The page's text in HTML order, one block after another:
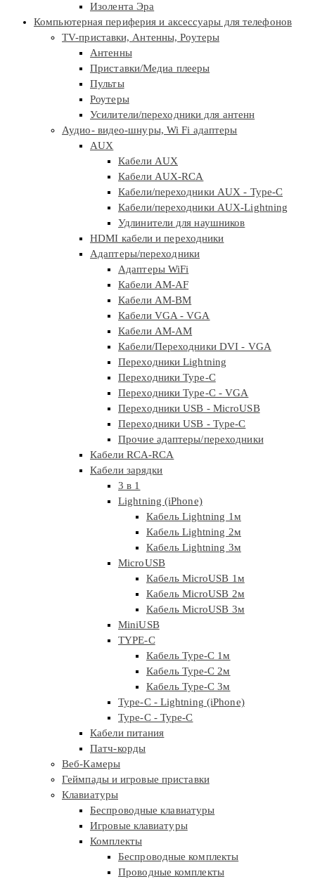
Изолента Эра
Компьютерная периферия и аксессуары для телефонов
TV-приставки, Антенны, Роутеры
Антенны
Приставки/Медиа плееры
Пульты
Роутеры
Усилители/переходники для антенн
Аудио- видео-шнуры, Wi Fi адаптеры
AUX
Кабели AUX
Кабели AUX-RCA
Кабели/переходники AUX - Type-C
Кабели/переходники AUX-Lightning
Удлинители для наушников
HDMI кабели и переходники
Адаптеры/переходники
Адаптеры WiFi
Кабели AM-AF
Кабели AM-BM
Кабели VGA - VGA
Кабели АМ-АМ
Кабели/Переходники DVI - VGA
Переходники Lightning
Переходники Type-C
Переходники Type-C - VGA
Переходники USB - MicroUSB
Переходники USB - Type-C
Прочие адаптеры/переходники
Кабели RCA-RCA
Кабели зарядки
3 в 1
Lightning (iPhone)
Кабель Lightning 1м
Кабель Lightning 2м
Кабель Lightning 3м
MicroUSB
Кабель MicroUSB 1м
Кабель MicroUSB 2м
Кабель MicroUSB 3м
MiniUSB
TYPE-C
Кабель Type-C 1м
Кабель Type-C 2м
Кабель Type-C 3м
Type-C - Lightning (iPhone)
Type-C - Type-C
Кабели питания
Патч-корды
Веб-Камеры
Геймпады и игровые приставки
Клавиатуры
Беспроводные клавиатуры
Игровые клавиатуры
Комплекты
Беспроводные комплекты
Проводные комплекты